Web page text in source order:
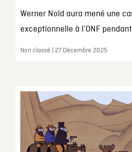
Werner Nold aura mené une
exceptionnelle à l’ONF
Non classé | 27 Décembre 2025